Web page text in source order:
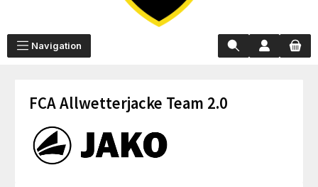
Navigation
FCA Allwetterjacke Team 2.0